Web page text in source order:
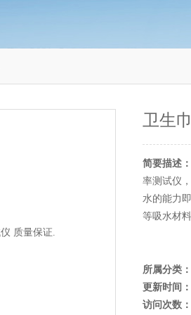
卫生
简要描述：
率测试仪
水的能力
等吸水材
所属分类：
更新时间：
访问次数：